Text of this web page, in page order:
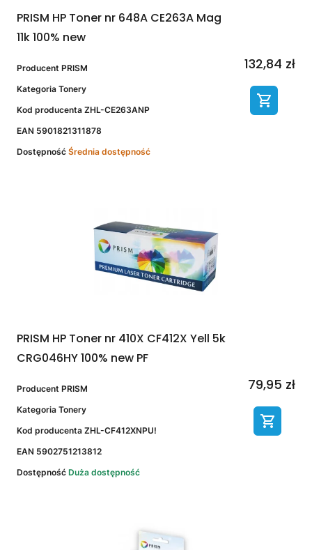
PRISM HP Toner nr 648A CE263A Mag
11k 100% new
Producent PRISM
Kategoria Tonery
Kod producenta ZHL-CE263ANP
EAN 5901821311878
Dostępność Średnia dostępność
132,84 zł
PRISM HP Toner nr 410X CF412X Yell 5k
CRG046HY 100% new PF
Producent PRISM
Kategoria Tonery
Kod producenta ZHL-CF412XNPU!
EAN 5902751213812
Dostępność Duża dostępność
79,95 zł